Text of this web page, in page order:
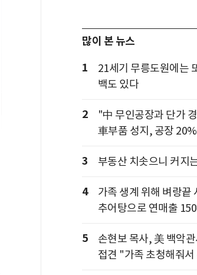
많이 본 뉴스
1
21세기 무릉도원에는
백도 있다
2
"中 무인공장과 단가
車부품 성지, 공장
3 부동산 치솟으니 커지
4
가족 생계 위해 벼랑끝
추어탕으로 연매출
5
손현보 목사, 美 백악
접견 "가족 초청해줘